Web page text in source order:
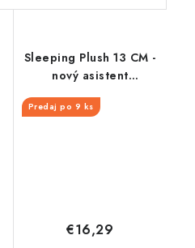
Sleeping Plush 13 CM -
nový asistent
(Cyndaquil, Rowlet,
Oshawott, Pikacu) W3
Predaj po 9 ks
€16,29